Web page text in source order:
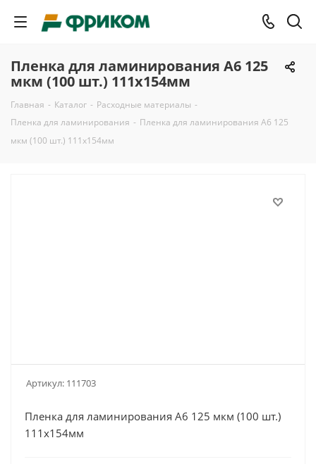
Пленка для ламинирования A6 125
мкм (100 шт.) 111х154мм
Главная - Каталог - Расходные материалы -
Пленка для ламинирования - Пленка для ламинирования A6 125
мкм (100 шт.) 111х154мм
Артикул: 111703
Пленка для ламинирования A6 125 мкм (100 шт.)
111х154мм